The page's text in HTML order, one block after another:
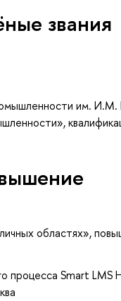
звания
им. И.М.
областях»,
процесса Smart